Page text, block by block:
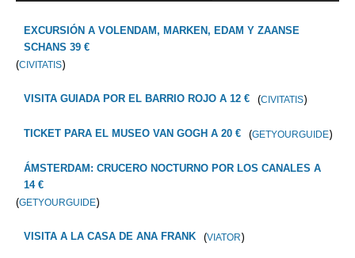
EXCURSIÓN A VOLENDAM, MARKEN, EDAM Y ZAANSE
SCHANS 39 €
(CIVITATIS)
VISITA GUIADA POR EL BARRIO ROJO A 12 € (CIVITATIS)
TICKET PARA EL MUSEO VAN GOGH A 20 € (GETYOURGUIDE)
ÁMSTERDAM: CRUCERO NOCTURNO POR LOS CANALES A
14 €
(GETYOURGUIDE)
VISITA A LA CASA DE ANA FRANK (VIATOR)